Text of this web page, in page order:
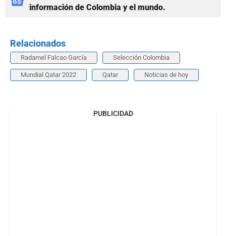
información de Colombia y el mundo.
Relacionados
Radamel Falcao García Selección Colombia
Mundial Qatar 2022 Qatar Noticias de hoy
PUBLICIDAD